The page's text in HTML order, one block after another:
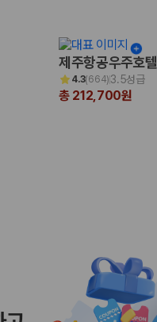
제주항공우주호텔
4.3(664) 3.5성급
총 212,700원